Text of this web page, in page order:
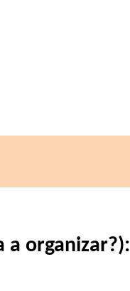
a organizar?):